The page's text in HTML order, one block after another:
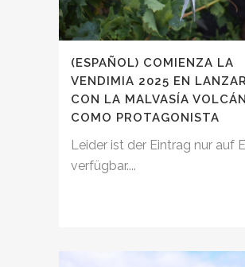
(ESPAÑOL) COMIENZA LA
VENDIMIA 2025 EN
CON LA MALVASÍA
COMO PROTAGONISTA
Leider ist der Eintrag nur auf
verfügbar....